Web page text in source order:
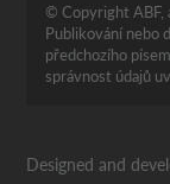
© Copyright ABF,
Publikování nebo
předchozího
správnost údajů
Designed and